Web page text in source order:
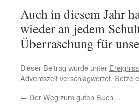
Auch in diesem Jahr
wieder an jedem
Überraschung für
Dieser Beitrag wurde unter
Adventszeitverschlagwortet. Setze
← Der Weg zum guten Buch…